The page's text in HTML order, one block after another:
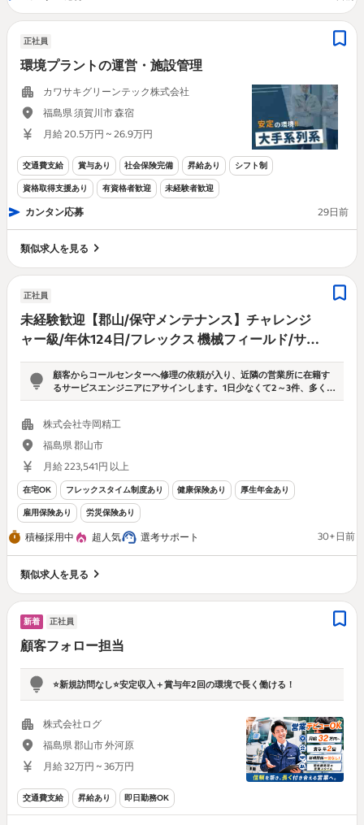
正社員
環境プラントの運営・施設管理
カワサキグリーンテック株式会社
福島県 須賀川市 森宿
月給 20.5万円 ~ 26.9万円
交通費支給 賞与あり 社会保険完備 昇給あり シフト制
資格取得支援あり 有資格者歓迎 未経験者歓迎
カンタン応募 29日前
類似求人を見る
正社員
未経験歓迎【郡山/保守メンテナンス】チャレンジ
ャー級/年休124日/フレックス 機械フィールド/サポ
ートエンジニア
顧客からコールセンターへ修理の依頼が入り、近隣の営業所に在籍す
るサービスエンジニアにアサインします。1日少なくて2～3件、多くて
7～8件の修理を担当します。
株式会社寺岡精工
福島県 郡山市
月給 223,541円 以上
在宅OK フレックスタイム制度あり 健康保険あり 厚生年金あり
雇用保険あり 労災保険あり
積極採用中 超人気 選考サポート 30+日前
類似求人を見る
新着 正社員
顧客フォロー担当
⭐新規訪問なし⭐️安定収入＋賞与年2回の環境で長く働ける！
株式会社ログ
福島県 郡山市 外河原
月給 32万円 ~ 36万円
交通費支給 昇給あり 即日勤務OK